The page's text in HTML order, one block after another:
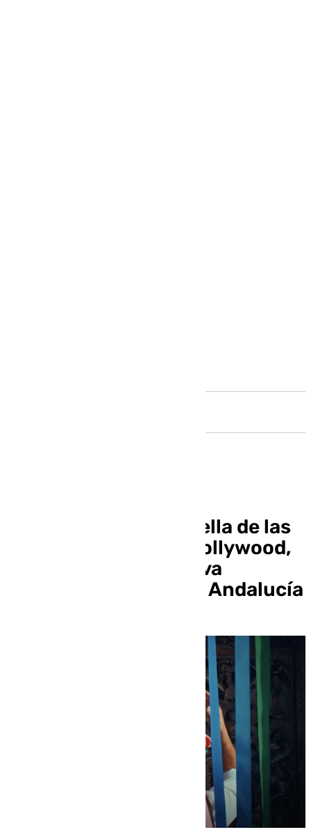
Hans Zimmer, la estrella de las
bandas sonoras de Hollywood,
pone música a la nueva
campaña turística de Andalucía